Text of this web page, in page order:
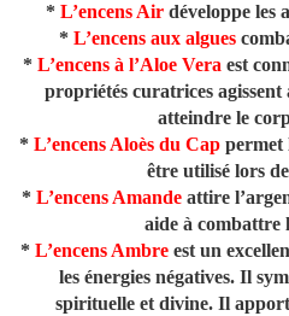
* L’encens Airdéveloppe les
* L’encens aux algues
* L’encens à l’Aloe Vera est
propriétés curatrices
atteindre le
* L’encens Aloès du Cap permet
être utilisé lors
* L’encens Amandeattire
aide à combattre
* L’encens Ambreest un
les énergies négatives. Il
spirituelle et divine. Il